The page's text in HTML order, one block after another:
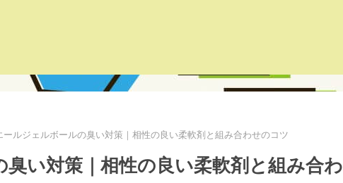
ールジェルボールの臭い対策｜相性の良い柔軟剤と組み合わせのコツ
い対策｜相性の良い柔軟剤と組み合わ